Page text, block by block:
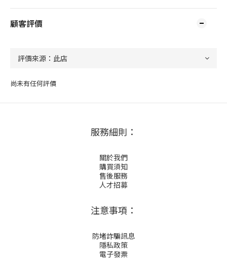
顧客評價
尚未有任何評價
服務細則：
關於我們
購買須知
售後服務
人才招募
注意事項：
防堵詐騙訊息
隱私政策
電子發票